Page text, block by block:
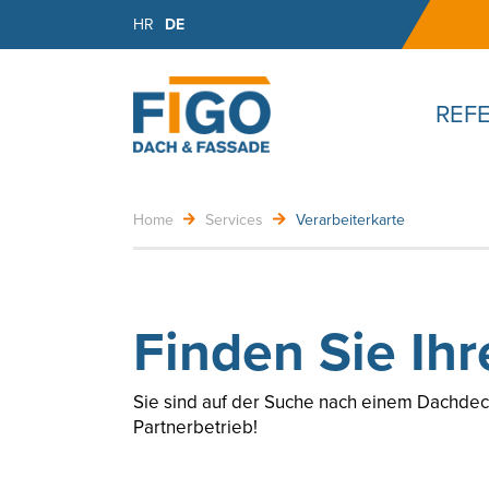
HR DE
Home Services Verarbeiterkarte
Finden Sie
Sie sind auf der Suche nach einem
Partnerbetrieb!